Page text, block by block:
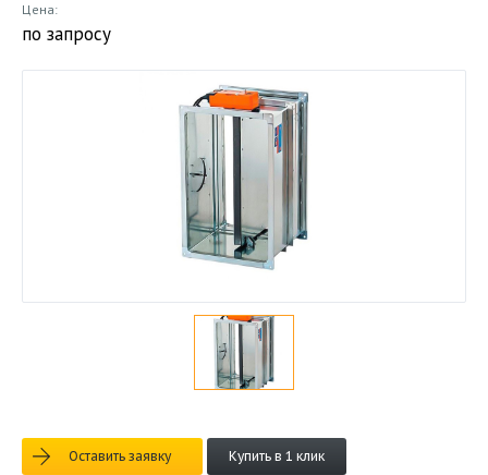
Цена:
по запросу
Оставить заявку Купить в 1 клик